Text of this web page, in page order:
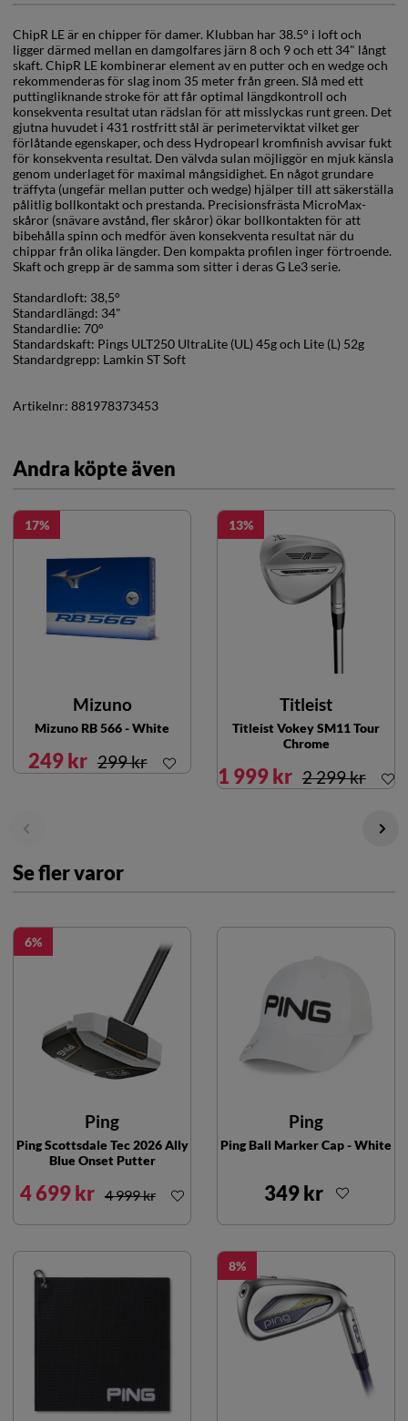
ChipR LE är en chipper för damer. Klubban har 38.5° i loft och
ligger därmed mellan en damgolfares järn 8 och 9 och ett 34" långt
skaft. ChipR LE kombinerar element av en putter och en wedge och
rekommenderas för slag inom 35 meter från green. Slå med ett
puttingliknande stroke för att får optimal längdkontroll och
konsekventa resultat utan rädslan för att misslyckas runt green. Det
gjutna huvudet i 431 rostfritt stål är perimeterviktat vilket ger
förlåtande egenskaper, och dess Hydropearl kromfinish avvisar fukt
för konsekventa resultat. Den välvda sulan möjliggör en mjuk känsla
genom underlaget för maximal mångsidighet. En något grundare
träffyta (ungefär mellan putter och wedge) hjälper till att säkerställa
pålitlig bollkontakt och prestanda. Precisionsfrästa MicroMax-
skåror (snävare avstånd, fler skåror) ökar bollkontakten för att
bibehålla spinn och medför även konsekventa resultat när du
chippar från olika längder. Den kompakta profilen inger förtroende.
Skaft och grepp är de samma som sitter i deras G Le3 serie.
Standardloft: 38,5°
Standardlängd: 34"
Standardlie: 70°
Standardskaft: Pings ULT250 UltraLite (UL) 45g och Lite (L) 52g
Standardgrepp: Lamkin ST Soft
Artikelnr: 881978373453
Andra köpte även
17
Mizuno
Mizuno RB 566 - White
249 kr 299 kr
13
Titleist
Titleist Vokey SM11 Tour
Chrome
1 999 kr 2 299 kr
Se fler varor
6
Ping
Ping Scottsdale Tec 2026 Ally
Blue Onset Putter
4 699 kr 4 999 kr
Ping
Ping Ball Marker Cap - White
349 kr
8